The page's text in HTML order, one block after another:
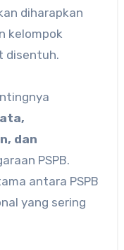
diharapkan
kelompok
disentuh.
dan
PSPB.
antara PSPB
yang sering